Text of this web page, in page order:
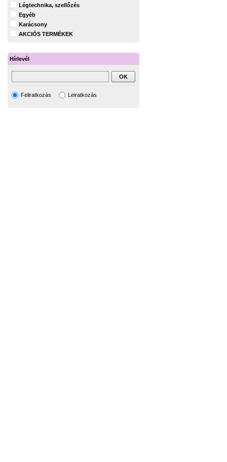
Légtechnika, szellőzés
Egyéb
Karácsony
AKCIÓS TERMÉKEK
Hírlevél
Feliratkozás Leiratkozás